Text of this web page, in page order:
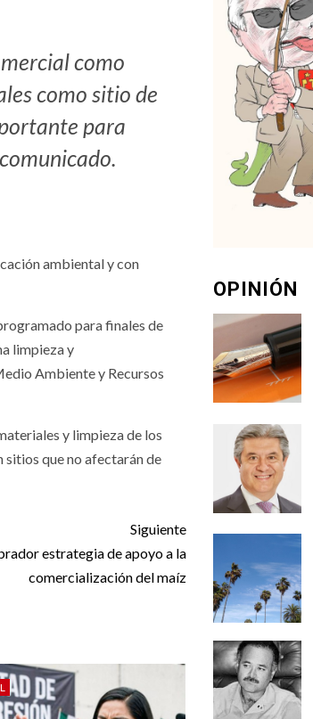
como
como sitio de
para
ambiental y con
para finales de
limpieza y
Ambiente y Recursos
y limpieza de los
sitios que no afectarán de
Siguiente
estrategia de apoyo a la
comercialización del maíz
OPINIÓN